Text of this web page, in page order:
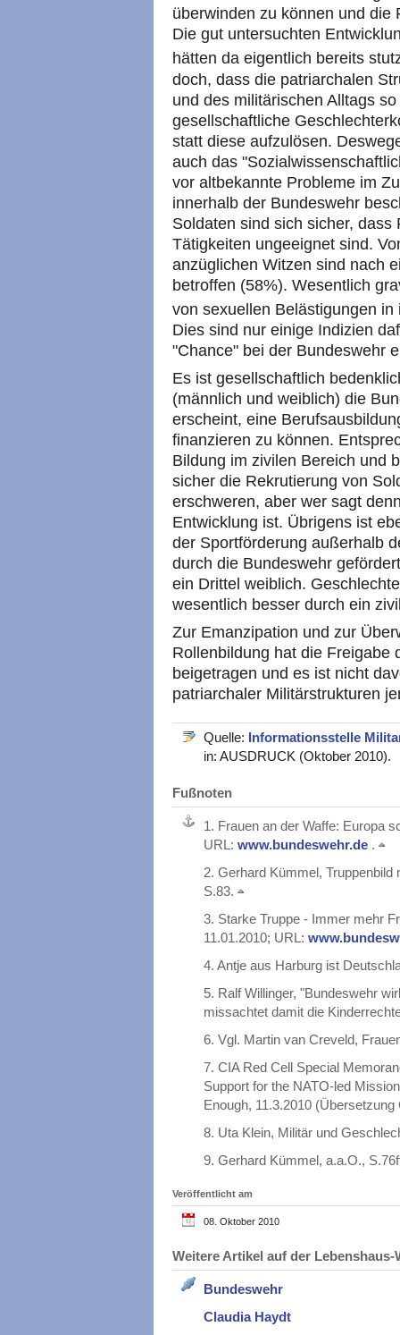
überwinden zu können und die
Die gut untersuchten
hätten da eigentlich bereits
doch, dass die patriarchalen
und des militärischen Alltags
gesellschaftliche
statt diese aufzulösen.
auch das
vor altbekannte Probleme im
innerhalb der Bundeswehr
Soldaten sind sich sicher,
Tätigkeiten ungeeignet sind.
anzüglichen Witzen sind nach
betroffen (58%). Wesentlich
von sexuellen Belästigungen
Dies sind nur einige Indizien
"Chance" bei der Bundeswehr
Es ist gesellschaftlich
(männlich und weiblich) die
erscheint, eine
finanzieren zu können.
Bildung im zivilen Bereich und
sicher die Rekrutierung von
erschweren, aber wer sagt
Entwicklung ist. Übrigens ist
der Sportförderung außerhalb
durch die Bundeswehr
ein Drittel weiblich.
wesentlich besser durch ein
Zur Emanzipation und zur
Rollenbildung hat die Freigabe
beigetragen und es ist nicht
patriarchaler Militärstrukturen
Quelle: Informationsstelle
in: AUSDRUCK (Oktober 2010).
Fußnoten
1. Frauen an der Waffe: Europa
URL: www.bundeswehr.de .
2. Gerhard Kümmel,
S.83.
3. Starke Truppe - Immer mehr
11.01.2010; URL:
4. Antje aus Harburg ist
5. Ralf Willinger, "Bundeswehr
missachtet damit die
6. Vgl. Martin van Creveld,
7. CIA Red Cell Special
Support for the NATO-led
Enough, 11.3.2010 (Übersetzung
8. Uta Klein, Militär und
9. Gerhard Kümmel, a.a.O.,
Veröffentlicht am
08. Oktober 2010
Weitere Artikel auf der
Bundeswehr
Claudia Haydt